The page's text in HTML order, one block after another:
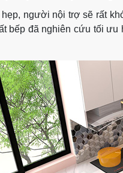
người nội trợ sẽ rất
bếp đã nghiên cứu tối